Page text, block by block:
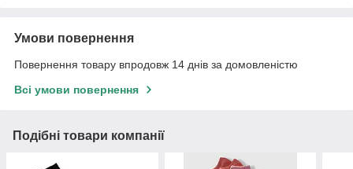
Умови повернення
Повернення товару впродовж 14 днів за домовленістю
Всі умови повернення
Подібні товари компанії